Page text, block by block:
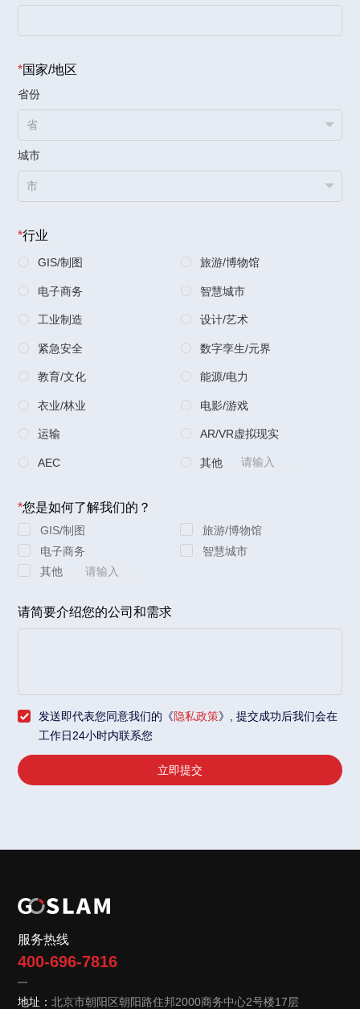
*国家/地区
省份
城市
*行业
 GIS/制图  旅游/博物馆
 电子商务  智慧城市
 工业制造  设计/艺术
 紧急安全  数字孪生/元界
 教育/文化  能源/电力
 衣业/林业  电影/游戏
 运输  AR/VR虚拟现实
 AEC  其他
*您是如何了解我们的？
GIS/制图
旅游/博物馆
电子商务
智慧城市
其他
请简要介绍您的公司和需求
发送即代表您同意我们的《隐私政策》, 提交成功后我们会在
工作日24小时内联系您
立即提交
服务热线
400-696-7816
地址：北京市朝阳区朝阳路住邦2000商务中心2号楼17层